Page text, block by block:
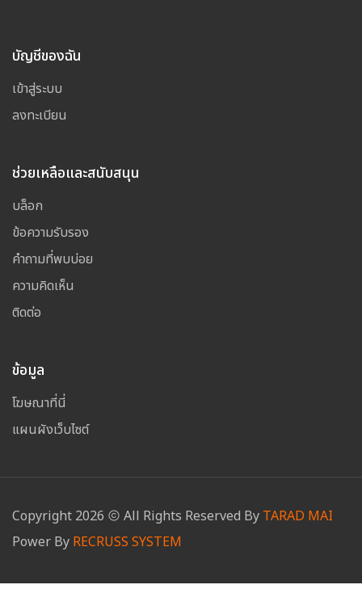
บัญชีของฉัน
เข้าสู่ระบบ
ลงทะเบียน
ช่วยเหลือและสนับสนุน
บล็อก
ข้อความรับรอง
คำถามที่พบบ่อย
ความคิดเห็น
ติดต่อ
ข้อมูล
โฆษณาที่นี่
แผนผังเว็บไซต์
Copyright 2026 All Rights Reserved By TARAD MAI
Power By RECRUSS SYSTEM